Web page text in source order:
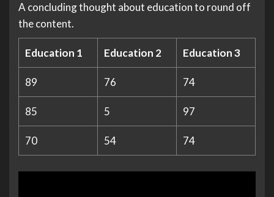
A concluding thought about education to round off
the content.
Education 1 Education 2 Education 3
89 76 74
85 5 97
70 54 74